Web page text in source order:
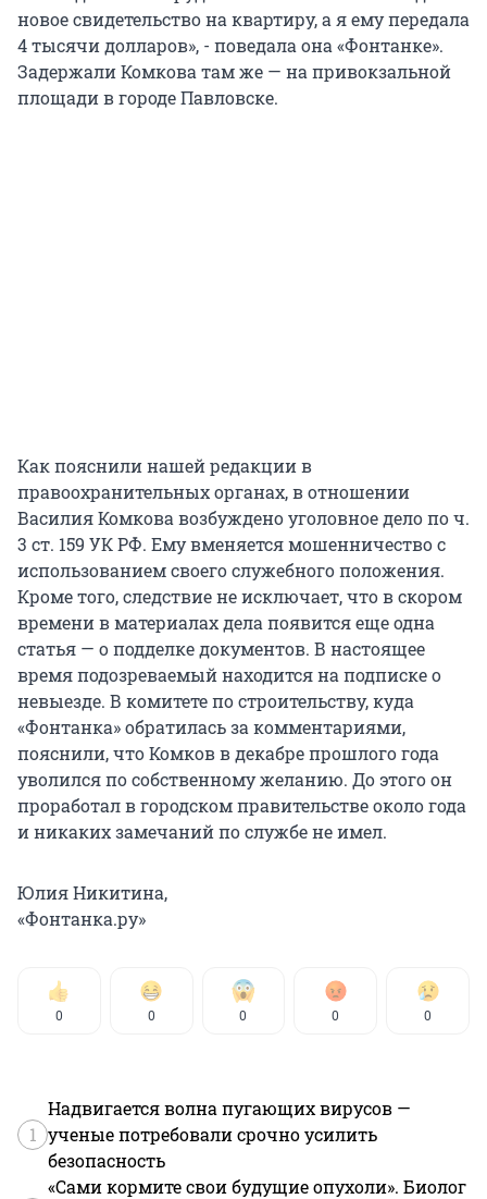
новое свидетельство на квартиру, а я ему передала
4 тысячи долларов», - поведала она «Фонтанке».
Задержали Комкова там же — на привокзальной
площади в городе Павловске.
Как пояснили нашей редакции в
правоохранительных органах, в отношении
Василия Комкова возбуждено уголовное дело по ч.
3 ст. 159 УК РФ. Ему вменяется мошенничество с
использованием своего служебного положения.
Кроме того, следствие не исключает, что в скором
времени в материалах дела появится еще одна
статья — о подделке документов. В настоящее
время подозреваемый находится на подписке о
невыезде. В комитете по строительству, куда
«Фонтанка» обратилась за комментариями,
пояснили, что Комков в декабре прошлого года
уволился по собственному желанию. До этого он
проработал в городском правительстве около года
и никаких замечаний по службе не имел.
Юлия Никитина,
«Фонтанка.ру»
0 0 0 0 0
1
Надвигается волна пугающих вирусов —
ученые потребовали срочно усилить
безопасность
«Сами кормите свои будущие опухоли». Биолог